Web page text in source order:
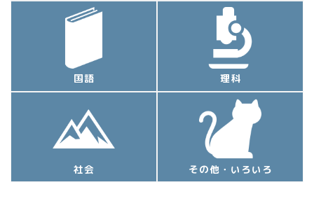
国語 理科
社会 その他・いろいろ